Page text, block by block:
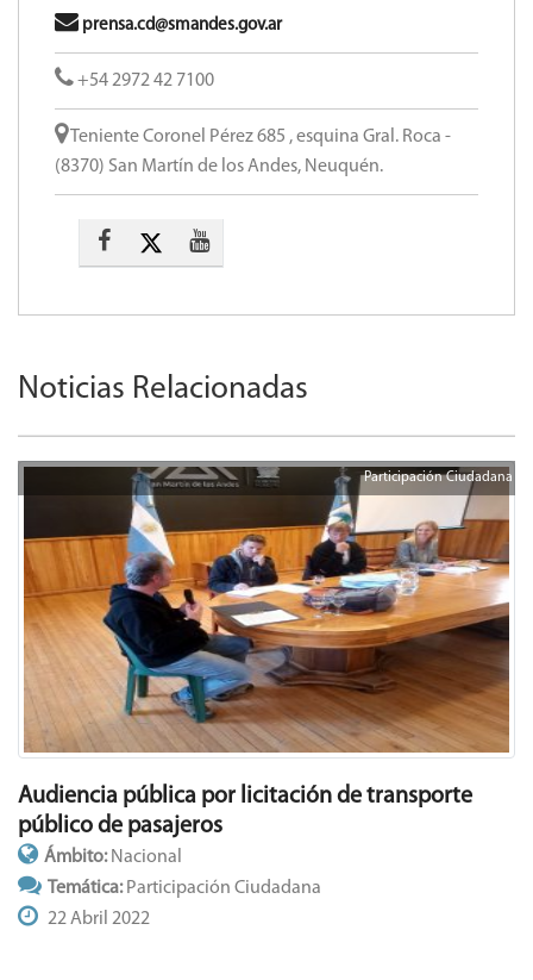
prensa.cd@smandes.gov.ar
+54 2972 42 7100
Teniente Coronel Pérez 685 , esquina Gral. Roca -
(8370) San Martín de los Andes, Neuquén.
Noticias Relacionadas
Participación Ciudadana
Audiencia pública por licitación de transporte
público de pasajeros
Ámbito:Nacional
Temática:Participación Ciudadana
22 Abril 2022